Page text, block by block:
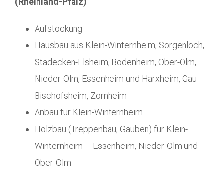
Aufstockung
Hausbau aus Klein-Winternheim, Sörgenloch,
Stadecken-Elsheim, Bodenheim, Ober-Olm,
Nieder-Olm, Essenheim und Harxheim, Gau-
Bischofsheim, Zornheim
Anbau für Klein-Winternheim
Holzbau (Treppenbau, Gauben) für Klein-
Winternheim – Essenheim, Nieder-Olm und
Ober-Olm